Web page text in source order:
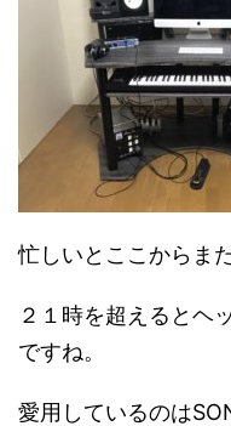
忙しいとここからま
２１時を超えるとヘ
ですね。
愛用しているのは